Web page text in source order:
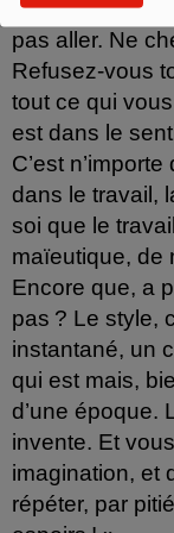
ne peut vous
pas aller. Ne
Refusez-vous
tout ce qui
est dans le
C’est
dans le travail,
soi que le
maïeutique, de
Encore que, a
pas ? Le style,
instantané, un
qui est mais,
d’une époque.
invente. Et
imagination, et
répéter, par